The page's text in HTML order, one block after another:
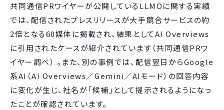
共同通信PRワイヤーが公開しているLLMOに関する実績
では、配信されたプレスリリースが大手競合サービスの約
2倍となる60媒体に掲載され、結果としてAI Overviews
に引用されたケースが紹介されています（共同通信PRワ
イヤー調べ） 。また、別の事例では、配信翌日からGoogle
系AI（AI Overviews／Gemini／AIモード）の回答内容
に変化が生じ、社名が「候補」として提示されるようになっ
たことが確認されています。